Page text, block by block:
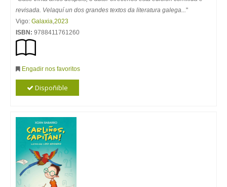
revisada. Velaquí un dos grandes textos da literatura galega..."
Vigo: Galaxia,2023
ISBN: 9788411761260
Engadir nos favoritos
Dispoñible